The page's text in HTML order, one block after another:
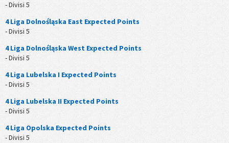
- Divisi 5
4 Liga Dolnośląska East Expected Points
- Divisi 5
4 Liga Dolnośląska West Expected Points
- Divisi 5
4 Liga Lubelska I Expected Points
- Divisi 5
4 Liga Lubelska II Expected Points
- Divisi 5
4 Liga Opolska Expected Points
- Divisi 5